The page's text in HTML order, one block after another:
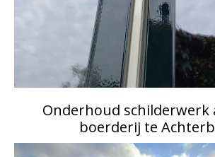
Onderhoud schilderwerk
boerderij te